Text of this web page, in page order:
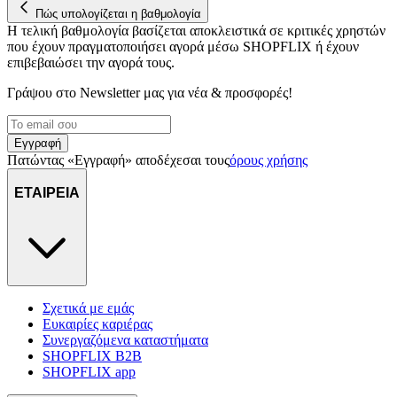
Πώς υπολογίζεται η βαθμολογία
Η τελική βαθμολογία βασίζεται αποκλειστικά σε κριτικές χρηστών
που έχουν πραγματοποιήσει αγορά μέσω SHOPFLIX ή έχουν
επιβεβαιώσει την αγορά τους.
Γράψου στο Νewsletter μας για νέα & προσφορές!
Εγγραφή
Πατώντας «Εγγραφή» αποδέχεσαι τουςόρους χρήσης
ΕΤΑΙΡΕΙΑ
Σχετικά με εμάς
Ευκαιρίες καριέρας
Συνεργαζόμενα καταστήματα
SHOPFLIX B2B
SHOPFLIX app